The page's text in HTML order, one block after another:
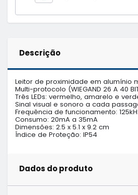
Descrição
Leitor de proximidade em alumínio
Multi-protocolo (WIEGAND 26 A 40
Três LEDs: vermelho, amarelo e
Sinal visual e sonoro a cada
Frequência de funcionamento:
Consumo: 20mA a 35mA
Dimensões: 2.5 x 5.1 x 9.2 cm
Índice de Proteção: IP54
Dados do produto